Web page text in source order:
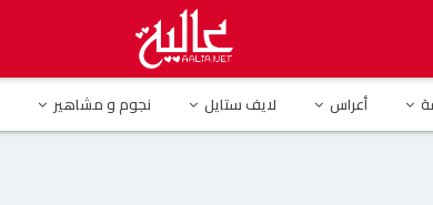
أعراس لايف ستايل نجوم و مشاهير
أصالة وأنغام وسعاد حسني بطريقة طريفة